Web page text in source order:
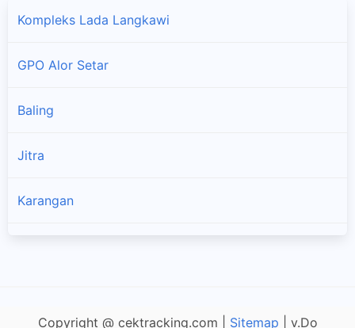
Kompleks Lada Langkawi
GPO Alor Setar
Baling
Jitra
Karangan
Copyright @ cektracking.com | Sitemap | v.Do